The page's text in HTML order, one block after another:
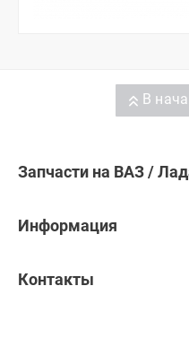
В
Запчасти на ВАЗ /
Информация
Контакты